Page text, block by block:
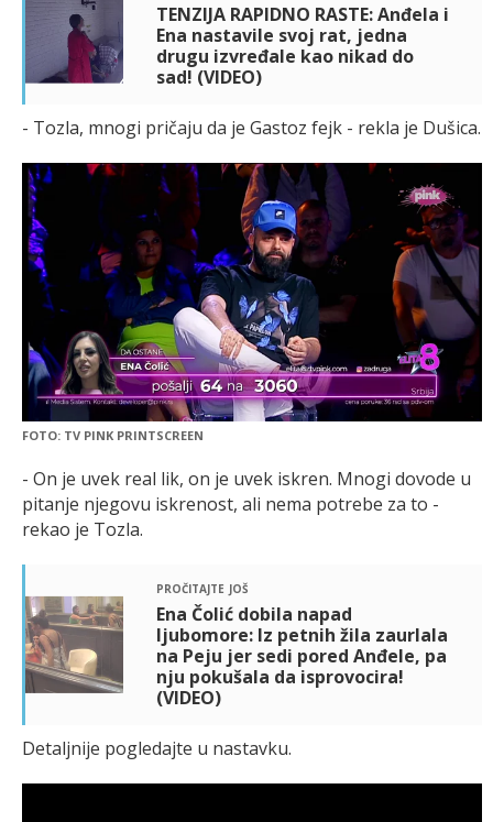
TENZIJA RAPIDNO RASTE: Anđela i
Ena nastavile svoj rat, jedna
drugu izvređale kao nikad do
sad! (VIDEO)
- Tozla, mnogi pričaju da je Gastoz fejk - rekla je Dušica.
FOTO: TV PINK PRINTSCREEN
- On je uvek real lik, on je uvek iskren. Mnogi dovode u
pitanje njegovu iskrenost, ali nema potrebe za to -
rekao je Tozla.
pročitajte još
Ena Čolić dobila napad
ljubomore: Iz petnih žila zaurlala
na Peju jer sedi pored Anđele, pa
nju pokušala da isprovocira!
(VIDEO)
Detaljnije pogledajte u nastavku.